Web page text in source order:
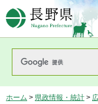
長野
ホーム > 県政情報・統計 >